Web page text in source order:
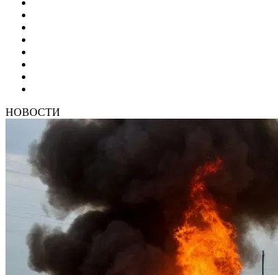
НОВОСТИ